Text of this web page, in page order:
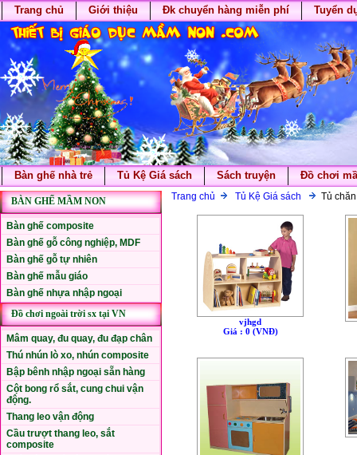
Trang chủ Giới thiệu Đk chuyển hàng miễn phí Tuyển
Bàn ghế nhà trẻ Tủ Kệ Giá sách Sách truyện Đồ chơi
BÀN GHẾ MẦM NON
Bàn ghế composite
Bàn ghế gỗ công nghiệp, MDF
Bàn ghế gỗ tự nhiên
Bàn ghế mẫu giáo
Bàn ghế nhựa nhập ngoại
Đồ chơi ngoài trời sx tại VN
Mâm quay, đu quay, đu đạp chân
Thú nhún lò xo, nhún composite
Bập bênh nhập ngoại sẵn hàng
Cột bong rổ sắt, cung chui vận
động.
Thang leo vận động
Cầu trượt thang leo, sắt
composite
Trang chủ Tủ Kệ Giá sách Tủ
vjhgd
Giá : 0 (VNÐ)